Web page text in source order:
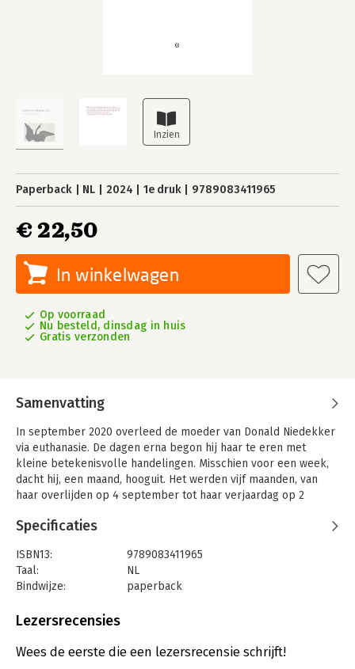
Paperback NL 2024 1e druk 9789083411965
€ 22,50
In winkelwagen
Op voorraad
Nu besteld, dinsdag in huis
Gratis verzonden
Samenvatting
In september 2020 overleed de moeder van Donald Niedekker
via euthanasie. De dagen erna begon hij haar te eren met
kleine betekenisvolle handelingen. Misschien voor een week,
dacht hij, een maand, hooguit. Het werden vijf maanden, van
haar overlijden op 4 september tot haar verjaardag op 2
Van dit rituele gedenken deed Niedekker in zijn dagboek
levensschets van zijn moeder, een vrouw wier kindertijd in de
oorlog lag, die in de opbouwjaren volwassen werd, haar gezin
stichtte in tijden van emancipatie en loonexplosie, die kind aan
gelijke behandeling van vrouwen.
geheugen luiken naar vergeten voorvallen en familietaferelen.
Specificaties
ISBN13:
9789083411965
Taal:
NL
Bindwijze:
paperback
Uitgever:
Verschijningsdatum:
27-8-2024
Lezersrecensies
Wees de eerste die een lezersrecensie schrijft!